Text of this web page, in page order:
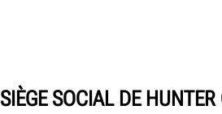
SIÈGE SOCIAL DE